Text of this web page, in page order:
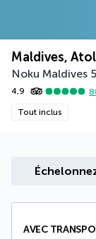
Maldives,
Noku Maldives 5
4,9
Tout inclus
AVEC